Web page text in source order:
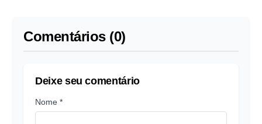
Comentários (0)
Deixe seu comentário
Nome *